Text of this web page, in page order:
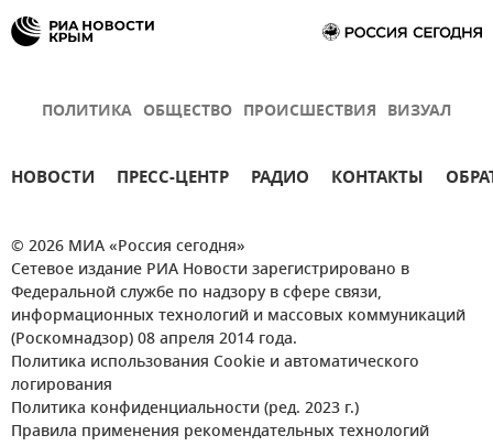
ПОЛИТИКА ОБЩЕСТВО ПРОИСШЕСТВИЯ ВИЗУАЛ
НОВОСТИ ПРЕСС-ЦЕНТР РАДИО КОНТАКТЫ
© 2026 МИА «Россия сегодня»
Сетевое издание РИА Новости зарегистрировано в
Федеральной службе по надзору в сфере связи,
информационных технологий и массовых коммуникаций
(Роскомнадзор) 08 апреля 2014 года.
Политика использования Cookie и автоматического
логирования
Политика конфиденциальности (ред. 2023 г.)
Правила применения рекомендательных технологий